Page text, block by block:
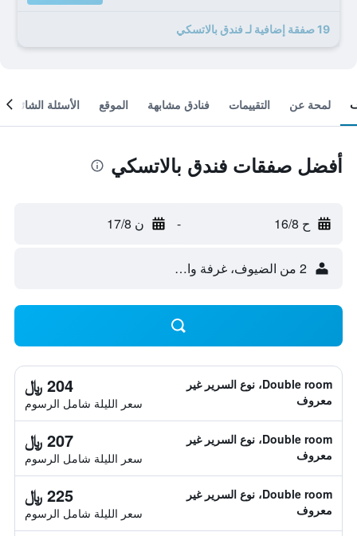
19 صفقة إضافية لـ فندق بالاتسكي
لمحة عن التقييمات فنادق مشابهة الموقع الأسئلة الشائعة
أفضل صفقات فندق بالاتسكي
ح 16/8 - ن 17/8
2 من الضيوف، غرفة واحدة
Double room، نوع السرير غير
معروف
204 ﷼
سعر الليلة شامل الرسوم
Double room، نوع السرير غير
معروف
207 ﷼
سعر الليلة شامل الرسوم
Double room، نوع السرير غير
معروف
225 ﷼
سعر الليلة شامل الرسوم